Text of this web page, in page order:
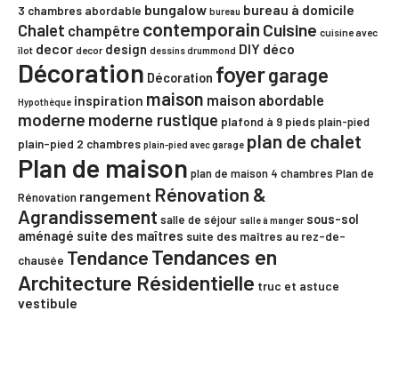
3 chambres abordable bungalow bureau bureau à domicile
Chalet champêtre contemporain Cuisine cuisine avec
îlot decor decor design dessins drummond DIY déco
Décoration Décoration foyergarage
Hypothèque inspiration maison maison abordable
moderne moderne rustique plafond à 9 piedsplain-pied
plain-pied 2 chambres plain-pied avec garage plan de chalet
Plan de maison plan de maison 4 chambres Plan de
Rénovation rangement Rénovation &
Agrandissement salle de séjour salle à manger sous-sol
aménagé suite des maîtres suite des maîtres au rez-de-
chausée Tendance Tendances en
Architecture Résidentielle truc et astuce
vestibule